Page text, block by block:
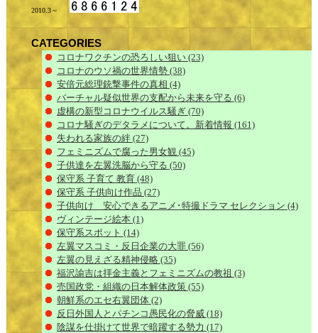
2010.3～
CATEGORIES
コロナワクチンの恐ろしい狙い (23)
コロナのウソ禍の世界情勢 (38)
安倍元総理銃撃事件の真相 (4)
バーチャル疑似世界の支配から未来を守る (6)
虚構の新型コロナウイルス騒ぎ (70)
コロナ騒ぎのデタラメについて。新着情報 (161)
失われる家族の絆 (27)
フェミニズムで腐った男女観 (45)
子供達を左翼洗脳から守る (50)
保守系 子育て 教育 (48)
保守系 子供向け作品 (27)
子供向け 安心できるアニメ･特撮ドラマ セレクション (4)
ヴィンテージ絵本 (1)
保守系スポット (14)
左翼マスコミ・反日企業の大罪 (56)
左翼の見えざる精神侵略 (35)
福沢諭吉は拝金主義とフェミニズムの教祖 (3)
売国政党・組織の日本解体政策 (55)
朝鮮系のエセ右翼団体 (2)
反日外国人とパチンコ愚民化の脅威 (18)
陰謀を仕掛けて世界で暗躍する勢力 (17)